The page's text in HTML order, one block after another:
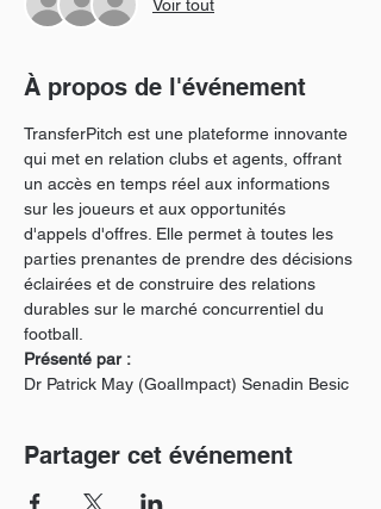
Voir tout
À propos de l'événement
TransferPitch est une plateforme innovante
qui met en relation clubs et agents, offrant
un accès en temps réel aux informations
sur les joueurs et aux opportunités
d'appels d'offres. Elle permet à toutes les
parties prenantes de prendre des décisions
éclairées et de construire des relations
durables sur le marché concurrentiel du
football.
Présenté par :
Dr Patrick May (GoalImpact) Senadin Besic
Partager cet événement